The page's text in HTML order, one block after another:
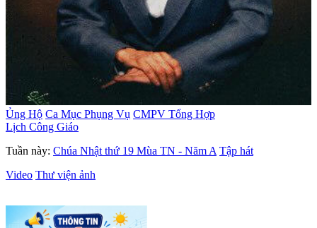
Ủng Hộ Ca Mục Phụng Vụ CMPV Tổng Hợp
Lịch Công Giáo
Tuần này: Chúa Nhật thứ 19 Mùa TN - Năm A Tập hát
Video Thư viện ảnh